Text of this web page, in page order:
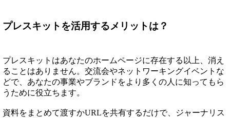
プレスキットを活用するメリットは？
プレスキットはあなたのホームページに存在する以上、消え
ることはありません。交流会やネットワーキングイベントな
どで、あなたの事業やブランドをより多くの人に知ってもら
うために役立ちます。
資料をまとめて渡すかURLを共有するだけで、ジャーナリス